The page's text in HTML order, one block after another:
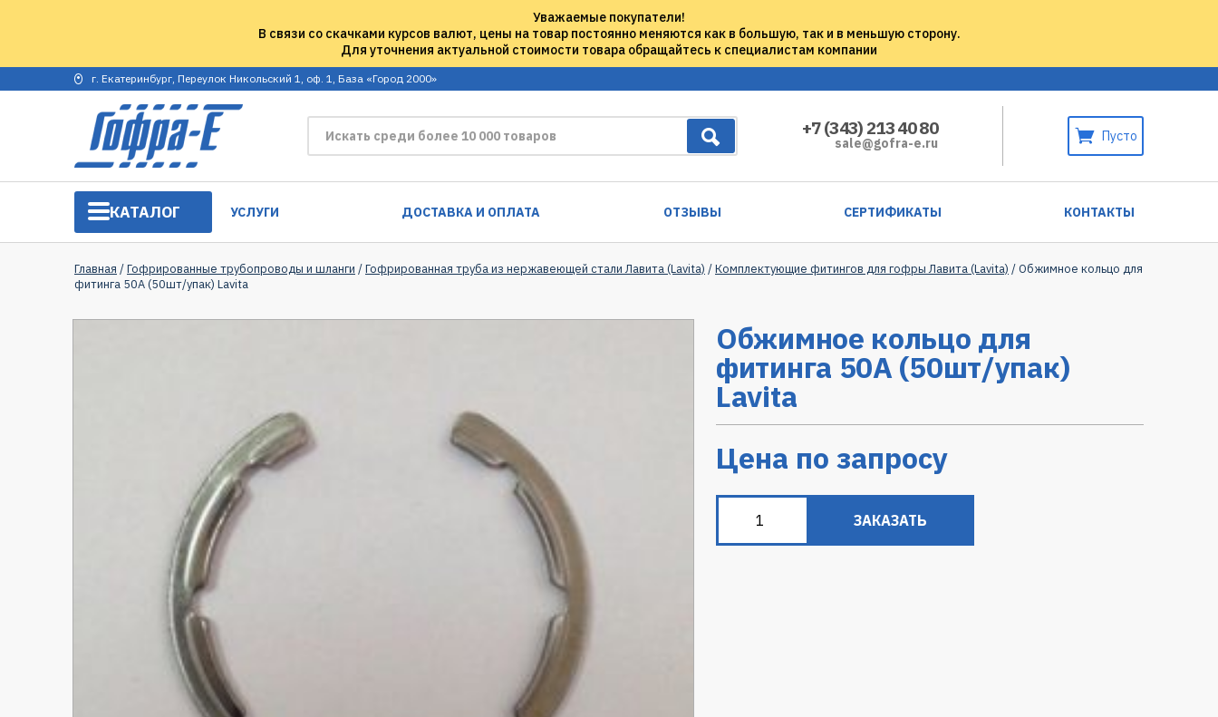
Уважаемые покупатели!
В связи со скачками курсов валют, цены на товар постоянно меняются как в большую, так и в меньшую сторону.
Для уточнения актуальной стоимости товара обращайтесь к специалистам компании
г. Екатеринбург, Переулок Никольский 1, оф. 1, База «Город 2000»
+7 (343) 213 40 80
sale@gofra-e.ru Пусто
КАТАЛОГ УСЛУГИ ДОСТАВКА И ОПЛАТА ОТЗЫВЫ СЕРТИФИКАТЫ КОНТАКТЫ
Главная /Гофрированные трубопроводы и шланги /Гофрированная труба из нержавеющей стали Лавита (Lavita) /Комплектующие фитингов для гофры Лавита (Lavita) / Обжимное кольцо для
фитинга 50A (50шт/упак) Lavita
Обжимное кольцо для
фитинга 50A (50шт/упак)
Lavita
Цена по запросу
ЗАКАЗАТЬ